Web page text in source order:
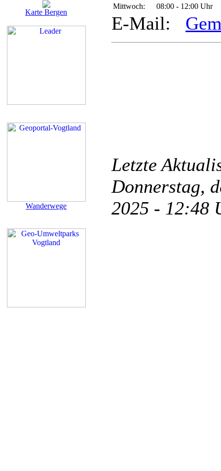
Karte Bergen
Wanderwege
Mittwoch:
08:00 - 12:00 Uhr
E-Mail:
Letzte
Donnerstag,
2025 -